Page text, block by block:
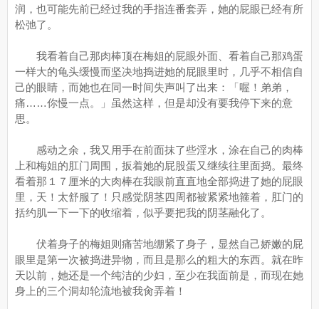
润，也可能先前已经过我的手指连番套弄，她的屁眼已经有所
松弛了。
我看着自己那肉棒顶在梅姐的屁眼外面、看着自己那鸡蛋
一样大的龟头缓慢而坚决地捣进她的屁眼里时，几乎不相信自
己的眼睛，而她也在同一时间失声叫了出来：「喔！弟弟，
痛……你慢一点。」虽然这样，但是却没有要我停下来的意
思。
感动之余，我又用手在前面抹了些淫水，涂在自己的肉棒
上和梅姐的肛门周围，扳着她的屁股蛋又继续往里面捣。最终
看着那１７厘米的大肉棒在我眼前直直地全部捣进了她的屁眼
里，天！太舒服了！只感觉阴茎四周都被紧紧地箍着，肛门的
括约肌一下一下的收缩着，似乎要把我的阴茎融化了。
伏着身子的梅姐则痛苦地绷紧了身子，显然自己娇嫩的屁
眼里是第一次被捣进异物，而且是那么的粗大的东西。就在昨
天以前，她还是一个纯洁的少妇，至少在我面前是，而现在她
身上的三个洞却轮流地被我肏弄着！